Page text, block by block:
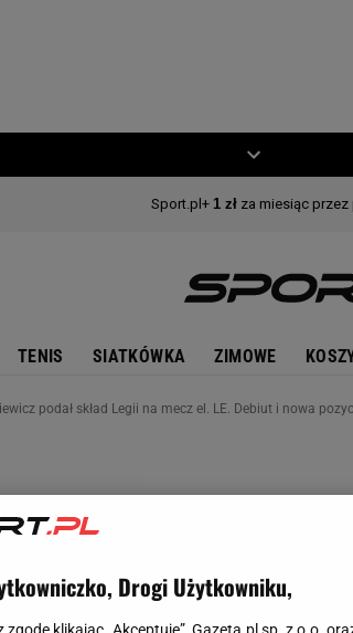
TENIS SIATKÓWKA ZIMOWE
podał skład Legii na mecz el. LE. Debiut i nowa
Drogi Użytkowniku,